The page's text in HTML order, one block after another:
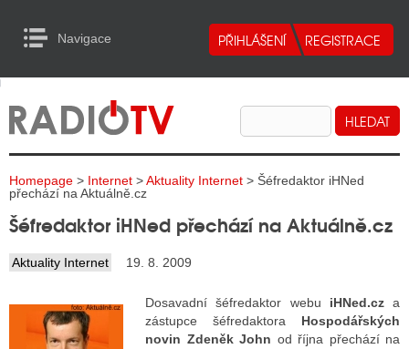
Navigace
RADIA
TELEVIZE
INTERNET
TISK
to Content
Homepage > Internet >Aktuality Internet > Šéfredaktor iHNed
přechází na Aktuálně.cz
Šéfredaktor iHNed přechází na Aktuálně.cz
Aktuality Internet 19. 8. 2009
Dosavadní šéfredaktor webu iHNed.cza
zástupce šéfredaktora Hospodářských
novin Zdeněk John od října přechází na